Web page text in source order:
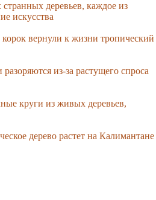
деревьев, каждое из
искусства
вернули к жизни тропический
из-за растущего спроса
круги из живых деревьев,
дерево растет на Калимантане